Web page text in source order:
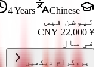
4 Years
Chinese
ٹیوشن فیس
¥
22,000
فی سال
پروگرام دیکھیں